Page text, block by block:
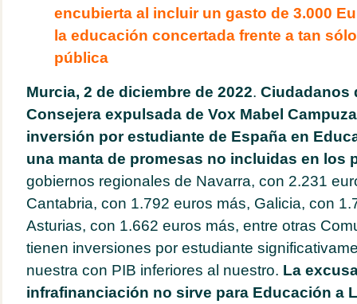
encubierta al incluir un gasto de 3.000
la educación concertada frente a tan
pública
Murcia, 2 de diciembre de 2022. Ciudadanos
Consejera expulsada de Vox Mabel
inversión por estudiante de España en
una manta de promesas no incluidas en los
gobiernos regionales de Navarra, con 2.231
Cantabria, con 1.792 euros más, Galicia, con
Asturias, con 1.662 euros más, entre otras
tienen inversiones por estudiante
nuestra con PIB inferiores al nuestro. La
infrafinanciación no sirve para Educación a